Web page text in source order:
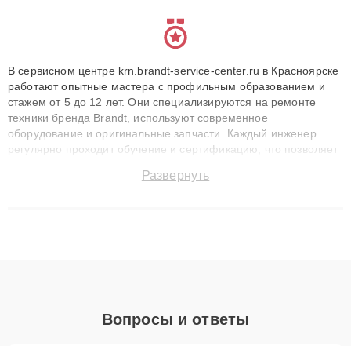
В сервисном центре krn.brandt-service-center.ru в Красноярске
работают опытные мастера с профильным образованием и
стажем от 5 до 12 лет. Они специализируются на ремонте
техники бренда Brandt, используют современное
оборудование и оригинальные запчасти. Каждый инженер
регулярно проходит обучение и сертификацию, что позволяет
технику с сохранением гарантии до 3 лет. Наши мастера
Развернуть
Вопросы и ответы